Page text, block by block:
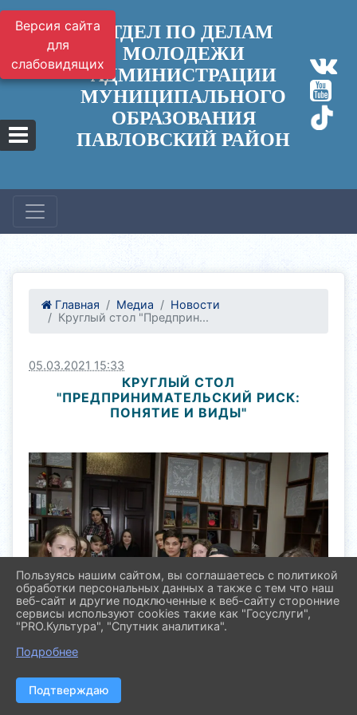
Версия сайта
для
слабовидящих
ОТДЕЛ ПО ДЕЛАМ
МОЛОДЕЖИ
АДМИНИСТРАЦИИ
МУНИЦИПАЛЬНОГО
ОБРАЗОВАНИЯ
ПАВЛОВСКИЙ РАЙОН
Главная Медиа
Новости
Круглый стол "Предприн...
05.03.2021 15:33
КРУГЛЫЙ СТОЛ
"ПРЕДПРИНИМАТЕЛЬСКИЙ РИСК:
ПОНЯТИЕ И ВИДЫ"
Пользуясь нашим сайтом, вы соглашаетесь с политикой
обработки персональных данных а также с тем что наш
веб-сайт и другие подключенные к веб-сайту сторонние
сервисы используют cookies такие как "Госуслуги",
"PRO.Культура", "Спутник аналитика".
Подробнее
Подтверждаю